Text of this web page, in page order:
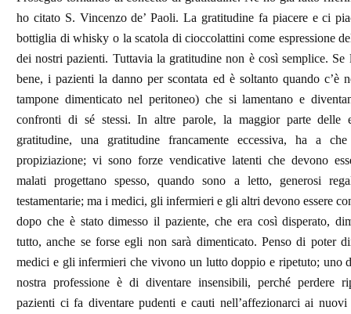
ho citato S. Vincenzo de’ Paoli. La gratitudine fa piacere e ci
bottiglia di whisky o la scatola di cioccolattini come espressione
dei nostri pazienti. Tuttavia la gratitudine non è così semplice. Se
bene, i pazienti la danno per scontata ed è soltanto quando c’è
tampone dimenticato nel peritoneo) che si lamentano e
confronti di sé stessi. In altre parole, la maggior parte delle
gratitudine, una gratitudine francamente eccessiva, ha a
propiziazione; vi sono forze vendicative latenti che devono
malati progettano spesso, quando sono a letto, generosi
testamentarie; ma i medici, gli infermieri e gli altri devono essere
dopo che è stato dimesso il paziente, che era così disperato,
tutto, anche se forse egli non sarà dimenticato. Penso di poter
medici e gli infermieri che vivono un lutto doppio e ripetuto; uno
nostra professione è di diventare insensibili, perché perdere
pazienti ci fa diventare pudenti e cauti nell’affezionarci ai